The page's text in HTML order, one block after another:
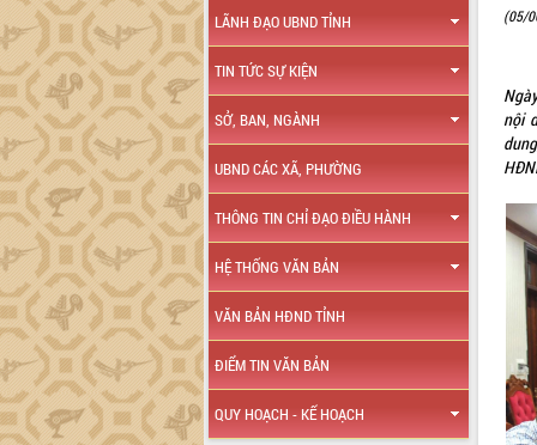
LÃNH ĐẠO UBND TỈNH
TIN TỨC SỰ KIỆN
SỞ, BAN, NGÀNH
UBND CÁC XÃ, PHƯỜNG
THÔNG TIN CHỈ ĐẠO ĐIỀU HÀNH
HỆ THỐNG VĂN BẢN
VĂN BẢN HĐND TỈNH
ĐIỂM TIN VĂN BẢN
QUY HOẠCH - KẾ HOẠCH
(05/
nội